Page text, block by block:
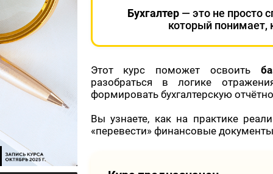
Бухгалтер— это не просто
который понимает,
Этот курс поможет освоить
разобраться в логике
формировать бухгалтерскую
Вы узнаете, как на практике
«перевести» финансовые